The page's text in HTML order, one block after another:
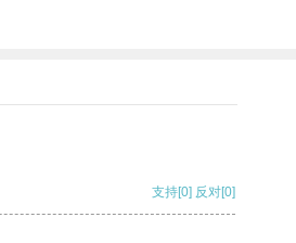
支持[0] 反对[0]